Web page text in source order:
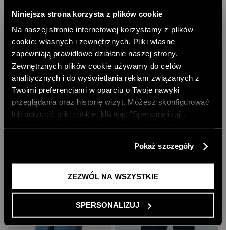
Niniejsza strona korzysta z plików cookie
Na naszej stronie internetowej korzystamy z plików
cookie: własnych i zewnętrznych. Pliki własne
zapewniają prawidłowe działanie naszej strony.
Zewnętrznych plików cookie używamy do celów
analitycznych i do wyświetlania reklam związanych z
Twoimi preferencjami w oparciu o Twoje nawyki
przeglądania oraz historię wizyt. Możesz skonfigurować
lub odrzucić pliki cookie, klikając ”Spersonalizuj”.
Polityce Prywatności
Pokaż szczegóły
ZEZWÓL NA WSZYSTKIE
SPERSONALIZUJ
NAJNIŻSZA CENA Z 30 DNI: 296,00 PLN
-10% PRZY ZAKUPIE ZA 500 PLN
TYLKO ONLINE
483,00 PLN
CENA REGULARNA:569,00 PLN
-10% PRZY ZAKUPIE ZA 500 PLN
TYLKO ONLINE